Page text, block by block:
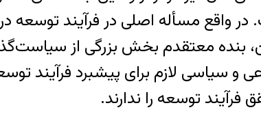
واقع مسأله اصلی در فرآیند توسعه
این، بنده معتقدم بخش بزرگی از
سیاسی لازم برای پیشبرد فرآیند
توسعه را ندارند.